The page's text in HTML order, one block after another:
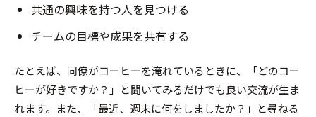
共通の興味を持つ人を見つける
チームの目標や成果を共有する
たとえば、同僚がコーヒーを淹れているときに、「どのコー
ヒーが好きですか？」と聞いてみるだけでも良い交流が生ま
れます。また、「最近、週末に何をしましたか？」と尋ねる